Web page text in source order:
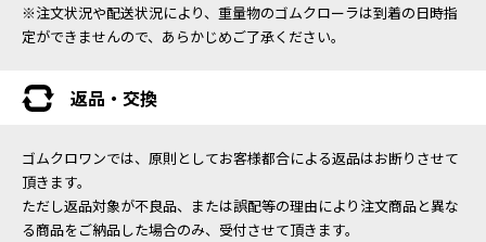
※注文状況や配送状況により、重量物のゴムクローラは到着の日時指
定ができませんので、あらかじめご了承ください。
返品・交換
ゴムクロワンでは、原則としてお客様都合による返品はお断りさせて
頂きます。
ただし返品対象が不良品、または誤配等の理由により注文商品と異な
る商品をご納品した場合のみ、受付させて頂きます。